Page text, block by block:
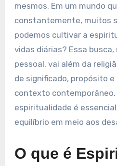
mesmos. Em um mundo
constantemente, muitos
podemos cultivar a
vidas diárias? Essa
pessoal, vai além da
de significado, propósito
contexto
espiritualidade é
equilíbrio em meio aos
O que é